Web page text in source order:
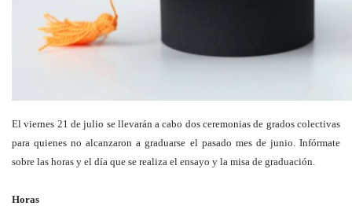
El viernes 21 de julio se llevarán a cabo dos ceremonias de grados colectivas
para quienes no alcanzaron a graduarse el pasado mes de junio. Infórmate
sobre las horas y el día que se realiza el ensayo y la misa de graduación.
Horas